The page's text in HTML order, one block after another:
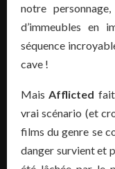
notre
d’immeubles en
séquence
cave !
MaisAfflicted
vrai scénario (et
films du genre se
danger survient et